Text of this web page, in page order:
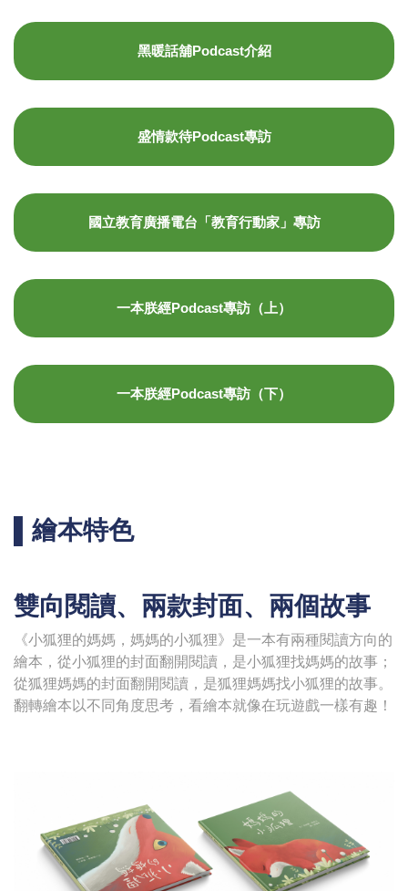
黑暖話舖Podcast介紹
盛情款待Podcast專訪
國立教育廣播電台「教育行動家」專訪
一本朕經Podcast專訪（上）
一本朕經Podcast專訪（下）
▌繪本特色
雙向閱讀、兩款封面、兩個故事
《小狐狸的媽媽，媽媽的小狐狸》是一本有兩種閱讀方向的
繪本，從小狐狸的封面翻開閱讀，是小狐狸找媽媽的故事；
從狐狸媽媽的封面翻開閱讀，是狐狸媽媽找小狐狸的故事。
翻轉繪本以不同角度思考，看繪本就像在玩遊戲一樣有趣！